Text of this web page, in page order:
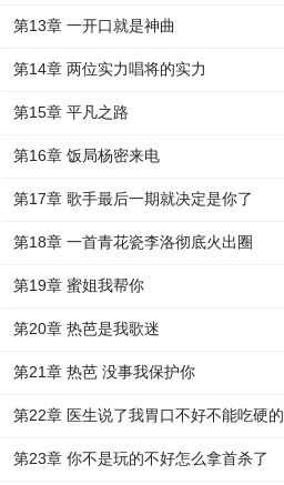
第13章 一开口就是神曲
第14章 两位实力唱将的实力
第15章 平凡之路
第16章 饭局杨密来电
第17章 歌手最后一期就决定是你了
第18章 一首青花瓷李洛彻底火出圈
第19章 蜜姐我帮你
第20章 热芭是我歌迷
第21章 热芭 没事我保护你
第22章 医生说了我胃口不好不能吃硬的
第23章 你不是玩的不好怎么拿首杀了